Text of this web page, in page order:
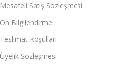
Mesafeli Satış Sözleşmesi
Ön Bilgilendirme
Teslimat Koşulları
Üyelik Sözleşmesi